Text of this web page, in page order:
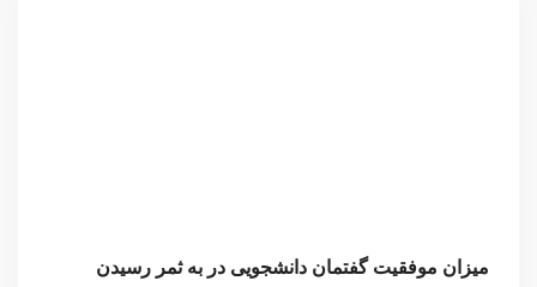
میزان موفقیت گفتمان دانشجویی در به ثمر رسیدن